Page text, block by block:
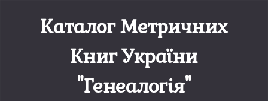
Каталог Метричних
Книг України
"Генеалогія"